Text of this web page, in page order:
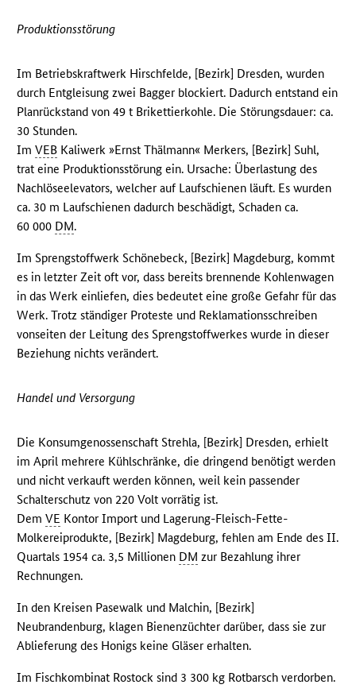
Produktionsstörung
Im Betriebskraftwerk Hirschfelde, [Bezirk] Dresden, wurden
durch Entgleisung zwei Bagger blockiert. Dadurch entstand ein
Planrückstand von 49 t Brikettierkohle. Die Störungsdauer: ca.
30 Stunden.
ImVEB Kaliwerk »Ernst Thälmann« Merkers, [Bezirk] Suhl,
trat eine Produktionsstörung ein. Ursache: Überlastung des
Nachlöseelevators, welcher auf Laufschienen läuft. Es wurden
ca. 30 m Laufschienen dadurch beschädigt, Schaden ca.
60 000 DM.
Im Sprengstoffwerk Schönebeck, [Bezirk] Magdeburg, kommt
es in letzter Zeit oft vor, dass bereits brennende Kohlenwagen
in das Werk einliefen, dies bedeutet eine große Gefahr für das
Werk. Trotz ständiger Proteste und Reklamationsschreiben
vonseiten der Leitung des Sprengstoffwerkes wurde in dieser
Beziehung nichts verändert.
Handel und Versorgung
Die Konsumgenossenschaft Strehla, [Bezirk] Dresden, erhielt
im April mehrere Kühlschränke, die dringend benötigt werden
und nicht verkauft werden können, weil kein passender
Schalterschutz von 220 Volt vorrätig ist.
DemVE Kontor Import und Lagerung-Fleisch-Fette-
Molkereiprodukte, [Bezirk] Magdeburg, fehlen am Ende des II.
Quartals 1954 ca. 3,5 Millionen DM zur Bezahlung ihrer
Rechnungen.
In den Kreisen Pasewalk und Malchin, [Bezirk]
Neubrandenburg, klagen Bienenzüchter darüber, dass sie zur
Ablieferung des Honigs keine Gläser erhalten.
Im Fischkombinat Rostock sind 3 300 kg Rotbarsch verdorben.